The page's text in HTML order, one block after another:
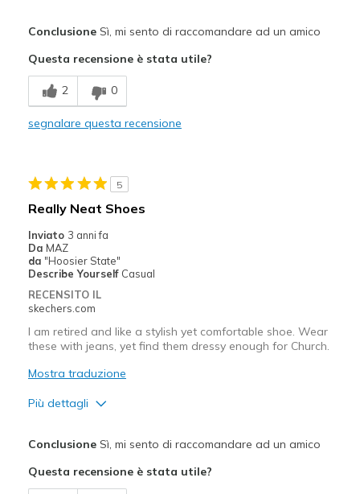
Breathe Well
Comfortable
Migliori Utilizzi:
Casual Wear
Special Occasions
Travel
Width
Sizing
ConclusioneSì, mi sento di raccomandare ad un amico
Questa recensione è stata utile?
2 0
segnalare questa recensione
5
Really Neat Shoes
Inviato 3 anni fa
Da MAZ
da "Hoosier State"
Describe Yourself Casual
RECENSITO IL
skechers.com
I am retired and like a stylish yet comfortable shoe. Wear
these with jeans, yet find them dressy enough for Church.
Mostra traduzione
Più dettagli
Cushions Impact
ConclusioneSì, mi sento di raccomandare ad un amico
Questa recensione è stata utile?